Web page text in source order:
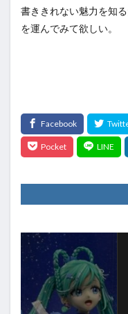
書ききれない魅力を知
を運んでみて欲しい。